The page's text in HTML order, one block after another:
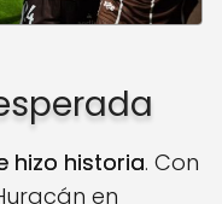
hizo historia. Con
en